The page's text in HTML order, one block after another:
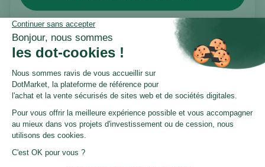
Certification Dotmarket
Avant publication, il a fait l’objetd’un processus
de vérification structuré
portant notamment sur les éléments suivants :